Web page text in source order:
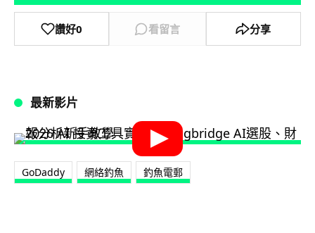
讚好0 看留言 分享
最新影片
GoDaddy 網絡釣魚 釣魚電郵